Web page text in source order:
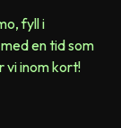
fyll i
en tid som
vi inom kort!​